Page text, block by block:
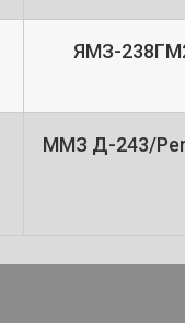
ЯМЗ-
ММЗ Д-243/